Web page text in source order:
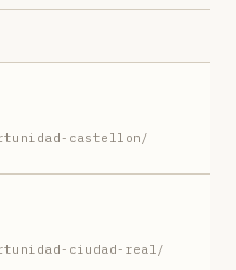
castellon/
ciudad-real/